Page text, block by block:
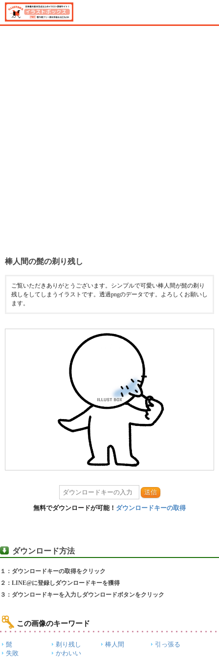
棒人間の髭の剃り残し
ご覧いただきありがとうございます。シンプルで可愛い棒人間が髭の剃り
残しをしてしまうイラストです。透過pngのデータです。よろしくお願いし
ます。
送信
無料でダウンロードが可能！ ダウンロードキーの取得
ダウンロード方法
１：ダウンロードキーの取得をクリック
２：LINE@に登録しダウンロードキーを獲得
３：ダウンロードキーを入力しダウンロードボタンをクリック
この画像のキーワード
髭 剃り残し 棒人間
引っ張る
失敗
かわいい